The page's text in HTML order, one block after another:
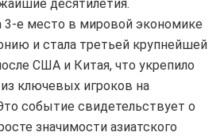
десятилетия.
3-е место в мировой экономике
и стала третьей крупнейшей
США и Китая, что укрепило
ключевых игроков на
событие свидетельствует о
значимости азиатского